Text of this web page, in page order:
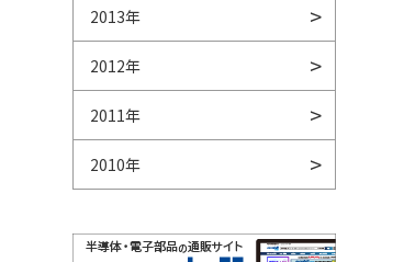
2013年
2012年
2011年
2010年